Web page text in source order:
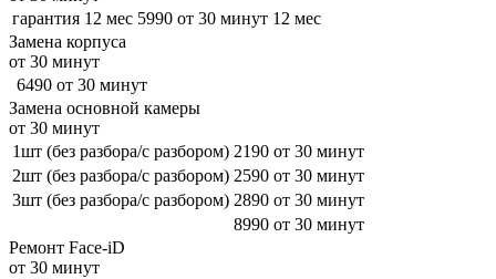
гарантия 12 мес 5990 от 30 минут 12 мес
Замена корпуса
от 30 минут
6490 от 30 минут
Замена основной камеры
от 30 минут
1шт (без разбора/с разбором) 2190 от 30 минут
2шт (без разбора/с разбором) 2590 от 30 минут
3шт (без разбора/с разбором) 2890 от 30 минут
8990 от 30 минут
Ремонт Face-iD
от 30 минут